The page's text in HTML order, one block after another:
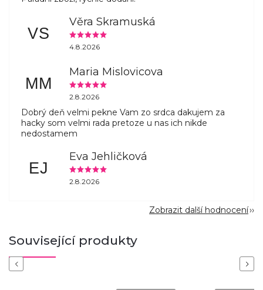
VS
Věra Skramuská
4.8.2026
MM
Maria Mislovicova
2.8.2026
Dobrý deň velmi pekne Vam zo srdca dakujem za
hacky som velmi rada pretoze u nas ich nikde
nedostamem
EJ
Eva Jehličková
2.8.2026
Zobrazit další hodnocení
Související produkty
Previous Next